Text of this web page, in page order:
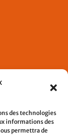
des technologies
informations des
permettra de